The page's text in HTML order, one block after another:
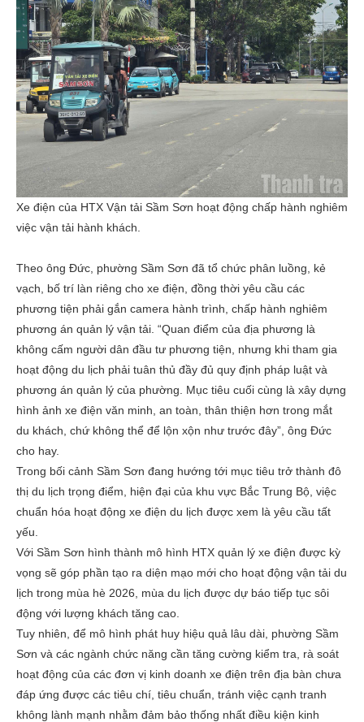
Xe điện của HTX Vận tải Sầm Sơn hoạt động chấp hành nghiêm
việc vận tải hành khách.
Theo ông Đức, phường Sầm Sơn đã tổ chức phân luồng, kẻ
vạch, bố trí làn riêng cho xe điện, đồng thời yêu cầu các
phương tiện phải gắn camera hành trình, chấp hành nghiêm
phương án quản lý vận tải. “Quan điểm của địa phương là
không cấm người dân đầu tư phương tiện, nhưng khi tham gia
hoạt động du lịch phải tuân thủ đầy đủ quy định pháp luật và
phương án quản lý của phường. Mục tiêu cuối cùng là xây dựng
hình ảnh xe điện văn minh, an toàn, thân thiện hơn trong mắt
du khách, chứ không thể để lộn xộn như trước đây”, ông Đức
cho hay.
Trong bối cảnh Sầm Sơn đang hướng tới mục tiêu trở thành đô
thị du lịch trọng điểm, hiện đại của khu vực Bắc Trung Bộ, việc
chuẩn hóa hoạt động xe điện du lịch được xem là yêu cầu tất
yếu.
Với Sầm Sơn hình thành mô hình HTX quản lý xe điện được kỳ
vọng sẽ góp phần tạo ra diện mạo mới cho hoạt động vận tải du
lịch trong mùa hè 2026, mùa du lịch được dự báo tiếp tục sôi
động với lượng khách tăng cao.
Tuy nhiên, để mô hình phát huy hiệu quả lâu dài, phường Sầm
Sơn và các ngành chức năng cần tăng cường kiểm tra, rà soát
hoạt động của các đơn vị kinh doanh xe điện trên địa bàn chưa
đáp ứng được các tiêu chí, tiêu chuẩn, tránh việc cạnh tranh
không lành mạnh nhằm đảm bảo thống nhất điều kiện kinh